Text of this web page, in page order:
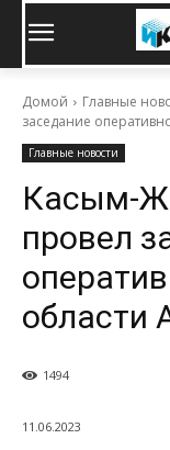
Домой Главные
заседание
Главные новости
Касым-
провел
области
1494
11.06.2023